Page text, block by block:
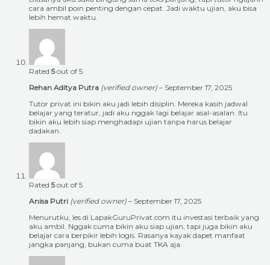
cara ambil poin penting dengan cepat. Jadi waktu ujian, aku bisa
lebih hemat waktu.
Rated 5out of 5
Rehan Aditya Putra (verified owner) – September 17, 2025
Tutor privat ini bikin aku jadi lebih disiplin. Mereka kasih jadwal
belajar yang teratur, jadi aku nggak lagi belajar asal-asalan. Itu
bikin aku lebih siap menghadapi ujian tanpa harus belajar
dadakan.
Rated 5out of 5
Anisa Putri (verified owner) – September 17, 2025
Menurutku, les di LapakGuruPrivat.com itu investasi terbaik yang
aku ambil. Nggak cuma bikin aku siap ujian, tapi juga bikin aku
belajar cara berpikir lebih logis. Rasanya kayak dapet manfaat
jangka panjang, bukan cuma buat TKA aja.